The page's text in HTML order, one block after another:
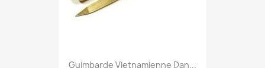
Guimbarde Vietnamienne Dan...